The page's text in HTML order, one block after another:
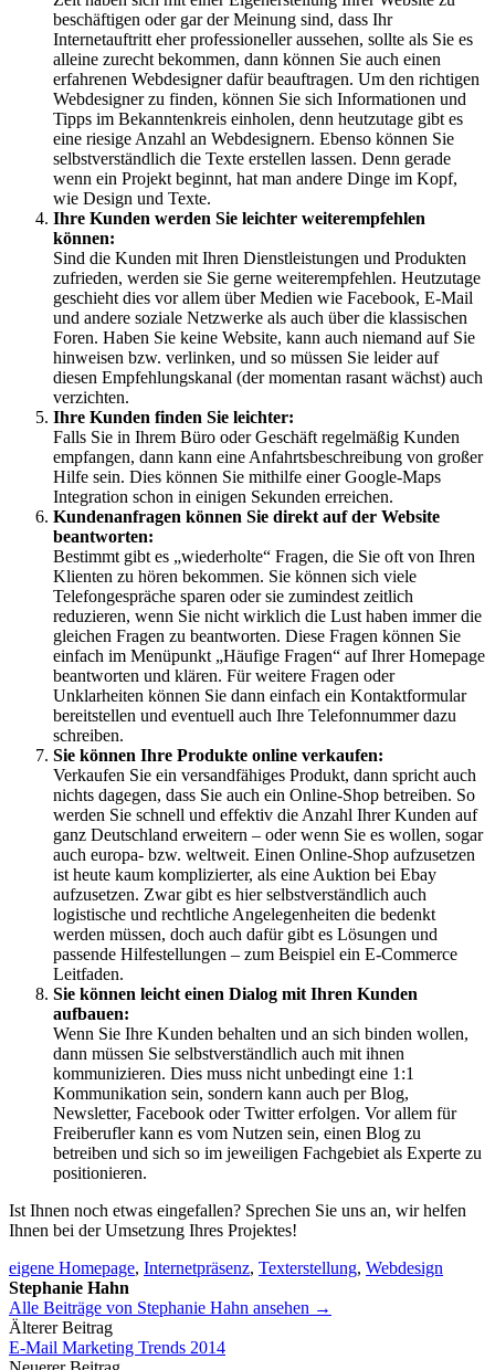
beschäftigen oder gar der Meinung sind, dass Ihr
Internetauftritt eher professioneller aussehen, sollte als Sie es
alleine zurecht bekommen, dann können Sie auch einen
erfahrenen Webdesigner dafür beauftragen. Um den richtigen
Webdesigner zu finden, können Sie sich Informationen und
Tipps im Bekanntenkreis einholen, denn heutzutage gibt es
eine riesige Anzahl an Webdesignern. Ebenso können Sie
selbstverständlich die Texte erstellen lassen. Denn gerade
wenn ein Projekt beginnt, hat man andere Dinge im Kopf,
wie Design und Texte.
Ihre Kunden werden Sie leichter weiterempfehlen
können:
Sind die Kunden mit Ihren Dienstleistungen und Produkten
zufrieden, werden sie Sie gerne weiterempfehlen. Heutzutage
geschieht dies vor allem über Medien wie Facebook, E-Mail
und andere soziale Netzwerke als auch über die klassischen
Foren. Haben Sie keine Website, kann auch niemand auf Sie
hinweisen bzw. verlinken, und so müssen Sie leider auf
diesen Empfehlungskanal (der momentan rasant wächst) auch
verzichten.
Ihre Kunden finden Sie leichter:
Falls Sie in Ihrem Büro oder Geschäft regelmäßig Kunden
empfangen, dann kann eine Anfahrtsbeschreibung von großer
Hilfe sein. Dies können Sie mithilfe einer Google-Maps
Integration schon in einigen Sekunden erreichen.
Kundenanfragen können Sie direkt auf der Website
beantworten:
Bestimmt gibt es „wiederholte“ Fragen, die Sie oft von Ihren
Klienten zu hören bekommen. Sie können sich viele
Telefongespräche sparen oder sie zumindest zeitlich
reduzieren, wenn Sie nicht wirklich die Lust haben immer die
gleichen Fragen zu beantworten. Diese Fragen können Sie
einfach im Menüpunkt „Häufige Fragen“ auf Ihrer Homepage
beantworten und klären. Für weitere Fragen oder
Unklarheiten können Sie dann einfach ein Kontaktformular
bereitstellen und eventuell auch Ihre Telefonnummer dazu
schreiben.
Sie können Ihre Produkte online verkaufen:
Verkaufen Sie ein versandfähiges Produkt, dann spricht auch
nichts dagegen, dass Sie auch ein Online-Shop betreiben. So
werden Sie schnell und effektiv die Anzahl Ihrer Kunden auf
ganz Deutschland erweitern – oder wenn Sie es wollen, sogar
auch europa- bzw. weltweit. Einen Online-Shop aufzusetzen
ist heute kaum komplizierter, als eine Auktion bei Ebay
aufzusetzen. Zwar gibt es hier selbstverständlich auch
logistische und rechtliche Angelegenheiten die bedenkt
werden müssen, doch auch dafür gibt es Lösungen und
passende Hilfestellungen – zum Beispiel ein E-Commerce
Leitfaden.
Sie können leicht einen Dialog mit Ihren Kunden
aufbauen:
Wenn Sie Ihre Kunden behalten und an sich binden wollen,
dann müssen Sie selbstverständlich auch mit ihnen
kommunizieren. Dies muss nicht unbedingt eine 1:1
Kommunikation sein, sondern kann auch per Blog,
Newsletter, Facebook oder Twitter erfolgen. Vor allem für
Freiberufler kann es vom Nutzen sein, einen Blog zu
betreiben und sich so im jeweiligen Fachgebiet als Experte zu
positionieren.
Ist Ihnen noch etwas eingefallen? Sprechen Sie uns an, wir helfen
Ihnen bei der Umsetzung Ihres Projektes!
eigene Homepage, Internetpräsenz, Texterstellung, Webdesign
Stephanie Hahn
Alle Beiträge von Stephanie Hahn ansehen →
Beitrags-
Navigation
Älterer Beitrag
E-Mail Marketing Trends 2014